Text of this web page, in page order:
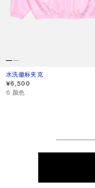
水洗徽标夹克
当前颜色： 浅粉色
價格：¥6,500。
¥6,500
,6 颜色